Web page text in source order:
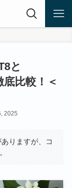
と
比較！＜
2025
りますが、コ